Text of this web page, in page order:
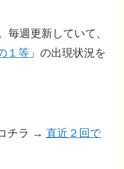
毎週更新していて、
１等 」の出現状況を
チラ → 直近２回で